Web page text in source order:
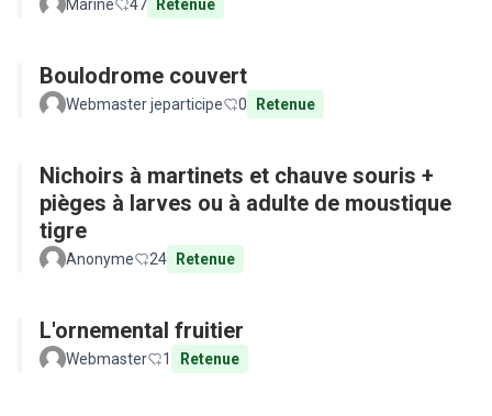
Marine 47 Retenue
Boulodrome couvert
Webmaster jeparticipe 0 Retenue
Nichoirs à martinets et chauve souris +
pièges à larves ou à adulte de moustique
tigre
Anonyme 24 Retenue
L'ornemental fruitier
Webmaster 1 Retenue